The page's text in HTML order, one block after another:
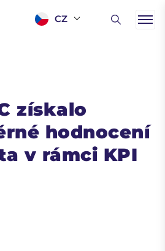
CZ
získalo
hodnocení
v rámci KPI